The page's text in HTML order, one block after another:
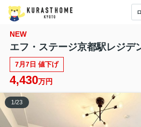
NEW
エフ・ステージ京都駅レジ
7月7日 値下げ
4,430万円
1/23